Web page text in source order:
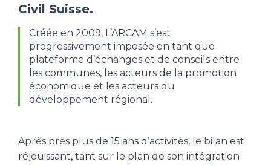
Civil Suisse.
Créée en 2009, L’ARCAM s’est
progressivement imposée en tant que
plateforme d’échanges et de conseils entre
les communes, les acteurs de la promotion
économique et les acteurs du
développement régional.
Après près plus de 15 ans d’activités, le bilan est
réjouissant, tant sur le plan de son intégration